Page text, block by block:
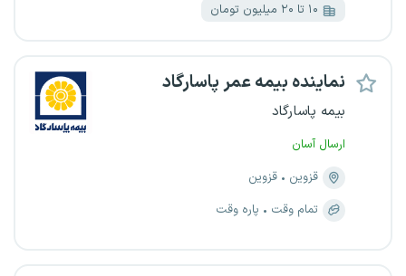
۱۰ تا ۲۰ میلیون تومان
نماینده بیمه عمر پاسارگاد
بیمه پاسارگاد
ارسال آسان
قزوین
قزوین
تمام وقت
پاره وقت